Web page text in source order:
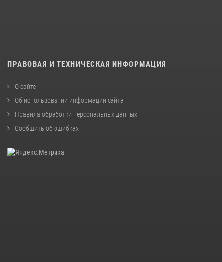
ПРАВОВАЯ И ТЕХНИЧЕСКАЯ ИНФОРМАЦИЯ
О сайте
Об использовании информации сайта
Правила обработки персональных данных
Сообщить об ошибках